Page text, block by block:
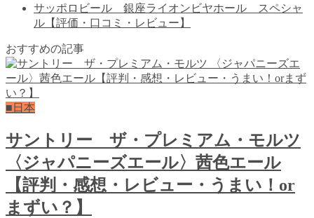
サッポロビール 銀座ライオンビヤホール スペシャ
ル【評価・口コミ・レビュー】
おすすめの記事
■日本
サントリー ザ・プレミアム・モルツ
〈ジャパニーズエール〉茜色エール
【評判・感想・レビュー・うまい！or
まずい？】